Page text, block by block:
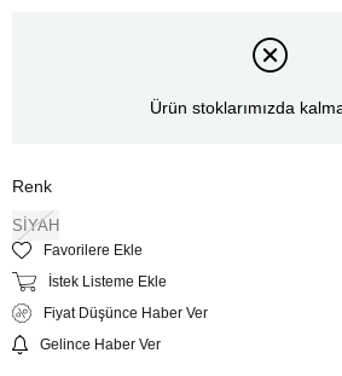
Ürün stoklarımızda
Renk
SİYAH
Favorilere Ekle
İstek Listeme Ekle
Fiyat Düşünce Haber Ver
Gelince Haber Ver